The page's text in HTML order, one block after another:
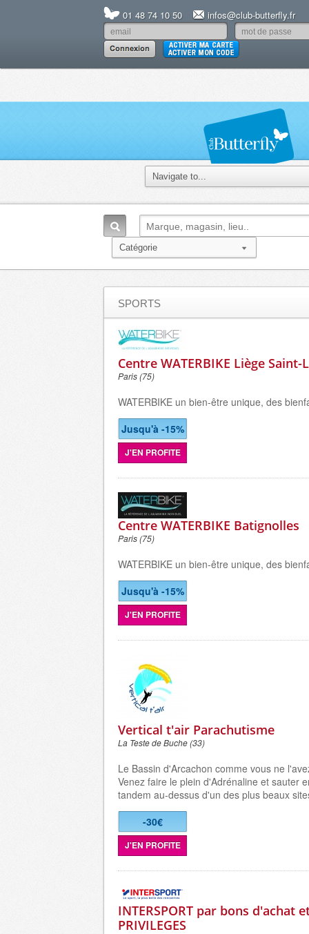
01 48 74 10 50 infos@club-butterfly.fr
SPORTS
Centre WATERBIKE Liège Saint-
Paris (75)
WATERBIKE un bien-être unique, des
Jusqu'à -15%
J'EN PROFITE
Centre WATERBIKE Batignolles
Paris (75)
WATERBIKE un bien-être unique, des
Jusqu'à -15%
J'EN PROFITE
Vertical t'air Parachutisme
La Teste de Buche (33)
Le Bassin d'Arcachon comme vous ne
Venez faire le plein d'Adrénaline et sauter
tandem au-dessus d'un des plus beaux
-30€
J'EN PROFITE
INTERSPORT par bons d'achat
PRIVILEGES